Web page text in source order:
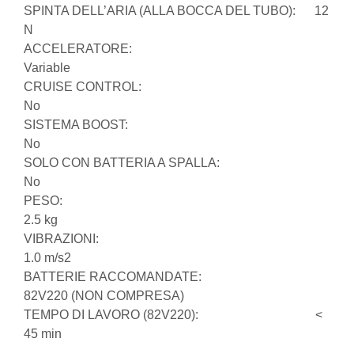
SPINTA DELL’ARIA (ALLA BOCCA DEL TUBO): 12
N
ACCELERATORE:
Variable
CRUISE CONTROL:
No
SISTEMA BOOST:
No
SOLO CON BATTERIA A SPALLA:
No
PESO:
2.5 kg
VIBRAZIONI:
1.0 m/s2
BATTERIE RACCOMANDATE:
82V220 (NON COMPRESA)
TEMPO DI LAVORO (82V220): <
45 min